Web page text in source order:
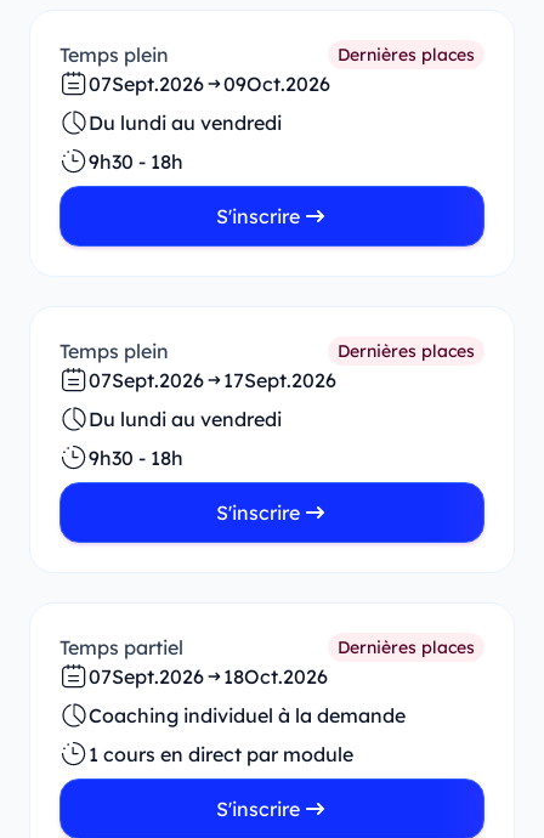
Temps plein Dernières places
07Sept.2026 09Oct.2026
Du lundi au vendredi
9h30 - 18h
S'inscrire
Temps plein Dernières places
07Sept.2026 17Sept.2026
Du lundi au vendredi
9h30 - 18h
S'inscrire
Temps partiel Dernières places
07Sept.2026 18Oct.2026
Coaching individuel à la demande
1 cours en direct par module
S'inscrire